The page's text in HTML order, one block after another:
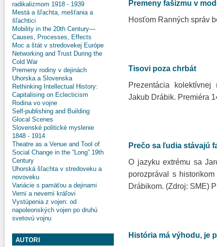
radikalizmom 1918 - 1939
Mestá a šľachta, mešťania a
šľachtici
Mobility in the 20th Century—
Causes, Processes, Effects
Moc a štát v stredovekej Európe
Networking and Trust During the
Cold War
Premeny rodiny v dejinách
Uhorska a Slovenska
Rethinking Intellectual History:
Capitalising on Eclecticism
Rodina vo vojne
Self-publishing and Building
Glocal Scenes
Slovenské politické myslenie
1848 - 1914
Theatre as a Venue and Tool of
Social Change in the “Long” 19th
Century
Uhorská šľachta v stredoveku a
novoveku
Variácie s pamäťou a dejinami
Verní a neverní kráľovi
Vystúpenia z vojen: od
napoleonských vojen po druhú
svetovú vojnu
AUTORI
Premeny fašizmu v
Hosťom Ranných správ
Tisovi poza chrbát
Prezentácia
Jakub Drábik. Premiéra
Prečo sa ľudia stávajú
O jazyku extrému sa
porozprával s
Drábikom. (Zdroj: SME)
História má výhodu, je